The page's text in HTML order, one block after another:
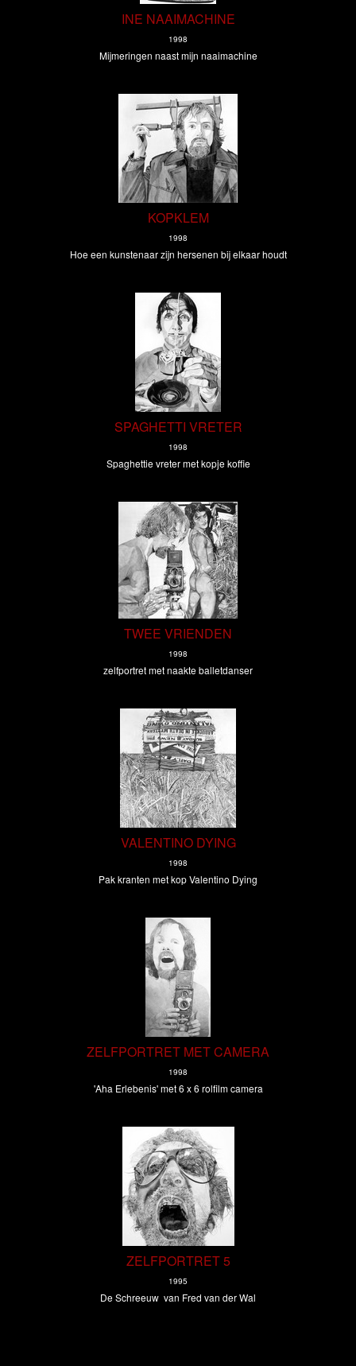
INE NAAIMACHINE
1998
Mijmeringen naast mijn naaimachine
KOPKLEM
1998
Hoe een kunstenaar zijn hersenen bij elkaar houdt
SPAGHETTI VRETER
1998
Spaghettie vreter met kopje koffie
TWEE VRIENDEN
1998
zelfportret met naakte balletdanser
VALENTINO DYING
1998
Pak kranten met kop Valentino Dying
ZELFPORTRET MET CAMERA
1998
'Aha Erlebenis' met 6 x 6 rolfilm camera
ZELFPORTRET 5
1995
De Schreeuw van Fred van der Wal